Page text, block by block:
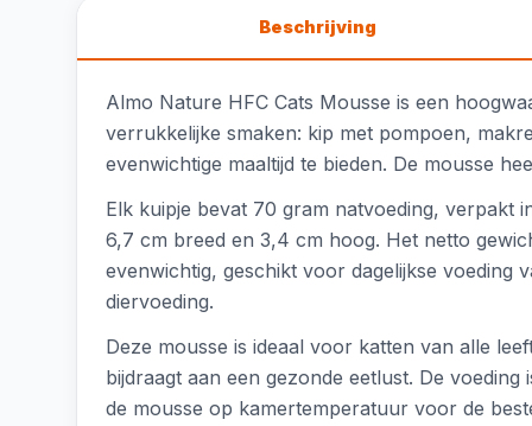
Beschrijving
Almo Nature HFC Cats Mousse is een
verrukkelijke smaken: kip met pompoen,
evenwichtige maaltijd te bieden. De mousse
Elk kuipje bevat 70 gram natvoeding, verpakt
6,7 cm breed en 3,4 cm hoog. Het netto
evenwichtig, geschikt voor dagelijkse
diervoeding.
Deze mousse is ideaal voor katten van alle
bijdraagt aan een gezonde eetlust. De
de mousse op kamertemperatuur voor de